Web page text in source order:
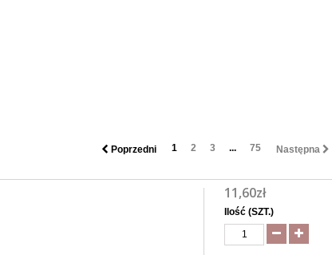
Poprzedni 1 2 3 ... 75 Następna
11,60zł
Ilość (SZT.)